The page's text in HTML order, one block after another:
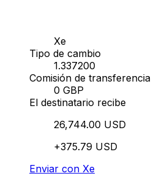
Xe
Tipo de cambio
1.337200
Comisión de transferencia
0 GBP
El destinatario recibe
26,744.00 USD
+375.79 USD
Enviar con Xe